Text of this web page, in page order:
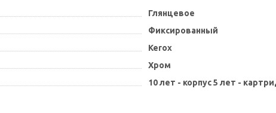
Глянцевое
Фиксированный
Kerox
Хром
10 лет - корпус 5 лет -